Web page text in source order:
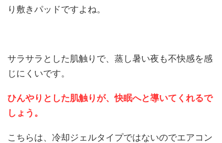
り敷きパッドですよね。
サラサラとした肌触りで、蒸し暑い夜も不快感を感
じにくいです。
ひんやりとした肌触りが、快眠へと導いてくれるで
しょう。
こちらは、冷却ジェルタイプではないのでエアコン